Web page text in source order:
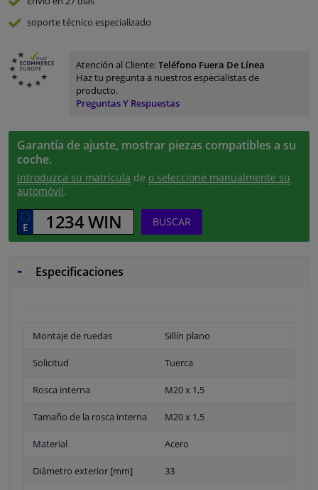
soporte técnico especializado
Atención al Cliente:Teléfono Fuera De Línea
Haz tu pregunta a nuestros especialistas de
producto.
Preguntas Y Respuestas
Garantía de ajuste, mostrar piezas compatibles a su
coche.
Introduzca su matrícula de o seleccione manualmente su
automóvil.
BUSCAR
Especificaciones
Montaje de ruedas Sillín plano
Solicitud Tuerca
Rosca interna M20 x 1,5
Tamaño de la rosca interna M20 x 1,5
Material Acero
Diámetro exterior [mm] 33